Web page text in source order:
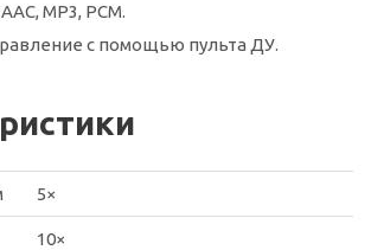
MP3, PCM.
с помощью пульта ДУ.
5×
10×